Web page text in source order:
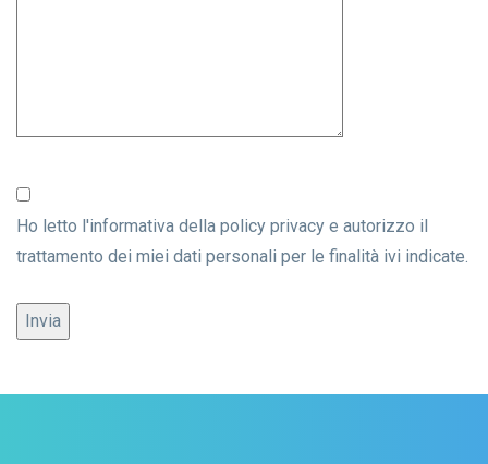
Ho letto l'informativa della policy privacy e autorizzo il
trattamento dei miei dati personali per le finalità ivi indicate.